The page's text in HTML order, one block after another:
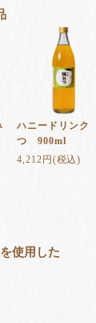
ハニードリンク
つ 900ml
4,212円(税込)
使用した